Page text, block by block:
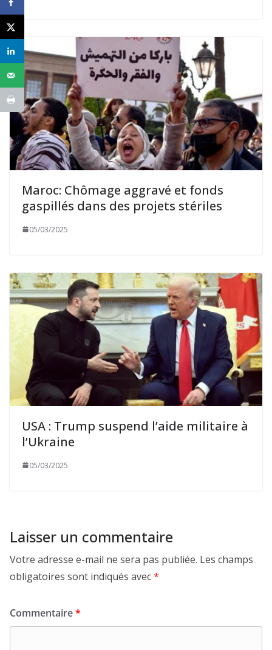
Maroc: Chômage aggravé et fonds
gaspillés dans des projets stériles
05/03/2025
USA : Trump suspend l’aide militaire à
l’Ukraine
05/03/2025
Laisser un commentaire
Votre adresse e-mail ne sera pas publiée. Les champs
obligatoires sont indiqués avec*
Commentaire*